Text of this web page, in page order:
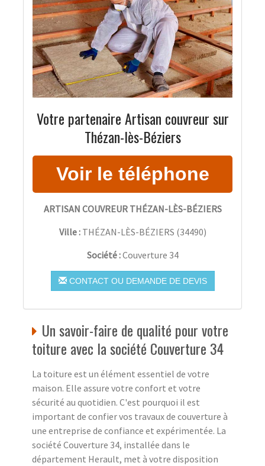
Votre partenaire Artisan couvreur sur
Thézan-lès-Béziers
ARTISAN COUVREUR THÉZAN-LÈS-BÉZIERS
Ville : THÉZAN-LÈS-BÉZIERS (34490)
Société :Couverture 34
CONTACT OU DEMANDE DE DEVIS
Un savoir-faire de qualité pour votre
toiture avec la société Couverture 34
La toiture est un élément essentiel de votre
maison. Elle assure votre confort et votre
sécurité au quotidien. C'est pourquoi il est
important de confier vos travaux de couverture à
une entreprise de confiance et expérimentée. La
société Couverture 34, installée dans le
département Herault, met à votre disposition